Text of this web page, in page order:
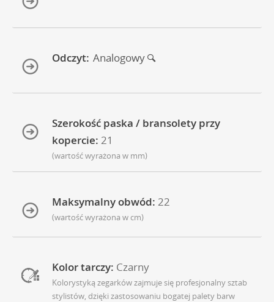
Odczyt: Analogowy
Szerokość paska / bransolety przy
kopercie: 21
(wartość wyrażona w mm)
Maksymalny obwód: 22
(wartość wyrażona w cm)
Kolor tarczy: Czarny
Kolorystyką zegarków zajmuje się profesjonalny sztab
stylistów, dzięki zastosowaniu bogatej palety barw